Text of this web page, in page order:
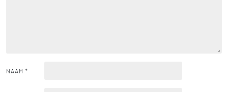
NAAM *